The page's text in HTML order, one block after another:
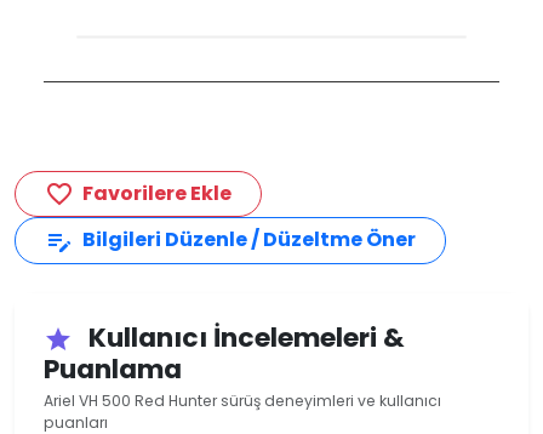
favorite_border Favorilere Ekle
edit_note Bilgileri Düzenle / Düzeltme Öner
star
Kullanıcı İncelemeleri &
Puanlama
Ariel VH 500 Red Hunter sürüş deneyimleri ve kullanıcı
puanları